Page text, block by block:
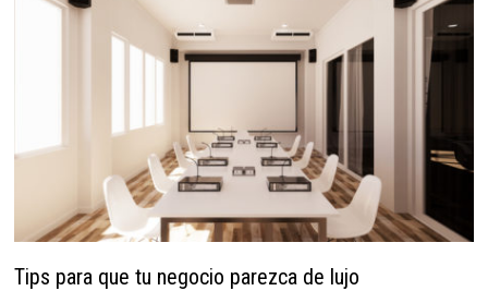
Tips para que tu negocio parezca de lujo